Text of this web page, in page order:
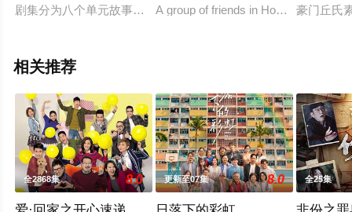
剧集分为八个单元故事，讲述马德钟所演的非常检控观带领一
A group of friends in Hong Kong's
豪门丘氏
相关推荐
全2868集 8.0 更新至07集 8.0 全25集